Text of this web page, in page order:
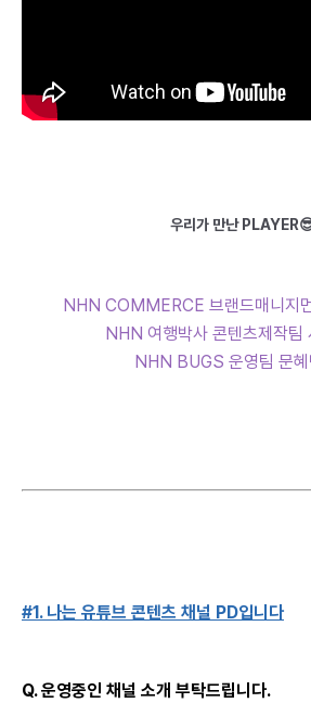
우리가 만난 PLAYER
NHN COMMERCE 브랜드매니지
NHN 여행박사 콘텐츠제작팀
NHN BUGS 운영팀 문
#1. 나는 유튜브 콘텐츠 채널 PD입니다
Q. 운영중인 채널 소개 부탁드립니다.